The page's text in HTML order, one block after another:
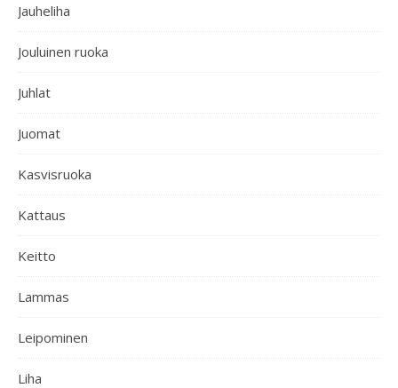
Jauheliha
Jouluinen ruoka
Juhlat
Juomat
Kasvisruoka
Kattaus
Keitto
Lammas
Leipominen
Liha